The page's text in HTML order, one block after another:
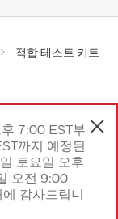
적합 테스트 키트
7:00 EST부
까지 예정된
토요일 오후
오전 9:00
감사드립니